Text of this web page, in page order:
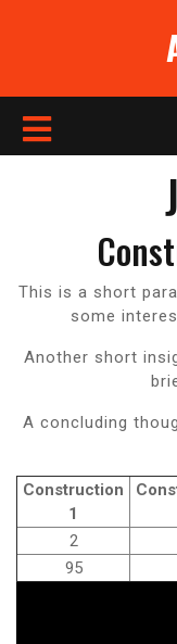
Кнопка
This is a short
some
Another short
A concluding
Construction
1
2
95